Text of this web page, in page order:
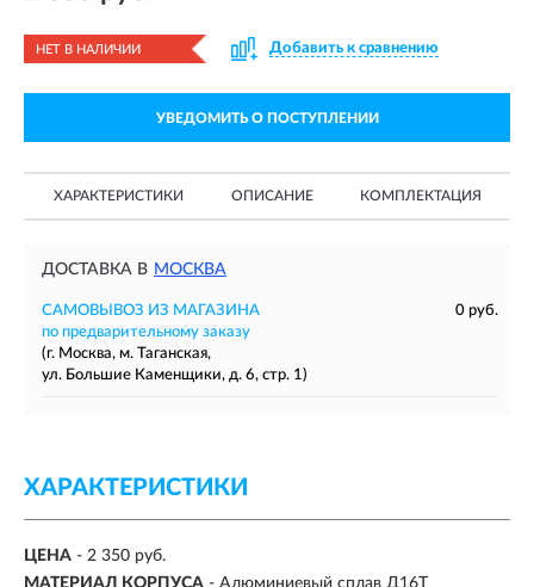
НЕТ В НАЛИЧИИ Добавить к сравнению
УВЕДОМИТЬ О ПОСТУПЛЕНИИ
ХАРАКТЕРИСТИКИ ОПИСАНИЕ КОМПЛЕКТАЦИЯ
ДОСТАВКА В МОСКВА
САМОВЫВОЗ ИЗ МАГАЗИНА
0 руб.
по предварительному заказу
(г. Москва, м. Таганская,
ул. Большие Каменщики, д. 6, стр. 1)
ХАРАКТЕРИСТИКИ
ЦЕНА - 2 350 руб.
МАТЕРИАЛ КОРПУСА - Алюминиевый сплав Д16Т